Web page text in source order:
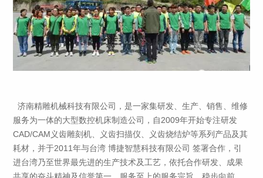
济南精雕机械科技有限公司，是一家集研发、生产、销售、维修
服务为一体的大型数控机床制造公司，自2009年开始专注研发
CAD/CAM义齿雕刻机、义齿扫描仪、义齿烧结炉等系列产品及其
耗材，并于2011年与台湾 博捷智慧科技有限公司 签署合作，引
进台湾乃至世界最先进的生产技术及工艺，依托合作研发、成果